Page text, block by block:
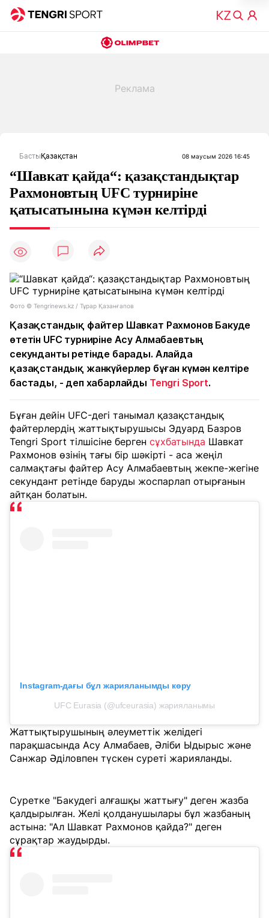
БастыҚазақстан 08 маусым 2026 16:45
“Шавкат қайда“: қазақстандықтар
Рахмоновтың UFC турниріне
қатысатынына күмән келтірді
Фото © Tengrinews.kz / Тұрар Қазанғапов
Қазақстандық файтер Шавкат Рахмонов Бакуде
өтетін UFC турниріне Асу Алмабаевтың
секунданты ретінде барады. Алайда
қазақстандық жанкүйерлер бұған күмән келтіре
бастады, - деп хабарлайды Tengri Sport.
Бұған дейін UFC-дегі танымал қазақстандық
файтерлердің жаттықтырушысы Эдуард Базров
Tengri Sport тілшісіне берген сұхбатында Шавкат
Рахмонов өзінің тағы бір шәкірті - аса жеңіл
салмақтағы файтер Асу Алмабаевтың жекпе-жегіне
секундант ретінде баруды жоспарлап отырғанын
айтқан болатын.
Instagram-дағы бұл жарияланымды көру
UFC Eurasia (@ufceurasia) жарияланымы
Жаттықтырушының әлеуметтік желідегі
парақшасында Асу Алмабаев, Әліби Ыдырыс және
Санжар Әділовпен түскен суреті жарияланды.
Суретке "Бакудегі алғашқы жаттығу" деген жазба
қалдырылған. Желі қолданушылары бұл жазбаның
астына: "Ал Шавкат Рахмонов қайда?" деген
сұрақтар жаудырды.